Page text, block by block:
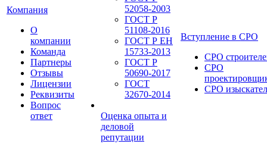
Компания
О
компании
Команда
Партнеры
Отзывы
Лицензии
Реквизиты
Вопрос
ответ
52058-2003
ГОСТ Р
51108-2016
ГОСТ Р ЕН
15733-2013
ГОСТ Р
50690-2017
ГОСТ
32670-2014
Оценка опыта и
деловой
репутации
Вступление в СРО
СРО
СРО
СРО